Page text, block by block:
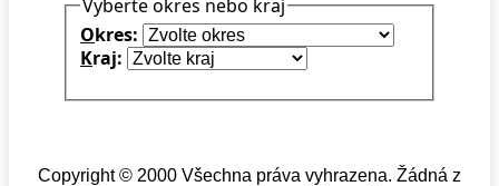
Vyberte okres nebo kraj
Okres:
Kraj:
Copyright © 2000 Všechna práva vyhrazena. Žádná z